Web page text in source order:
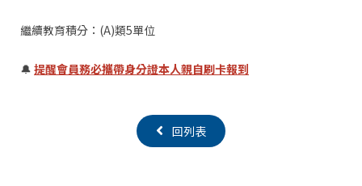
繼續教育積分：(A)類5單位
🔔 提醒會員務必攜帶身分證本人親自刷卡報到
回列表